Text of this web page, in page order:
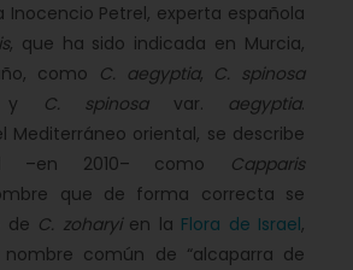
Inocencio Petrel, experta española
, que ha sido indicada en Murcia,
como C. aegyptia, C. spinosa
C. spinosavar. aegyptia.
Mediterráneo oriental, se describe
–en 2010– como Capparis
que de forma correcta se
de C. zoharyien la Flora de Israel,
común de “alcaparra de